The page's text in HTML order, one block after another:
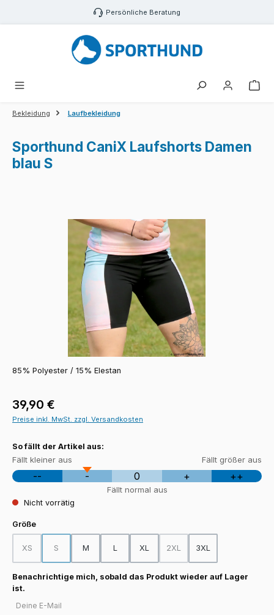
Zum Hauptinhalt springen Persönliche Beratung
Bekleidung Laufbekleidung
Sporthund CaniX Laufshorts Damen
blau S
Bildergalerie überspringen
85% Polyester / 15% Elestan
Regulärer Preis:
39,90 €
Preise inkl. MwSt. zzgl. Versandkosten
So fällt der Artikel aus:
Fällt kleiner aus Fällt größer aus
-- - 0 + ++
Fällt normal aus
Nicht vorrätig
Größeauswählen
XS
(Diese Option ist zurzeit nicht verfügbar.)
S
(Diese Option ist zurzeit nicht verfügbar.)
M L XL 2XL
(Diese Option ist zurzeit
3XL
Benachrichtige mich, sobald das Produkt wieder auf Lager
ist.